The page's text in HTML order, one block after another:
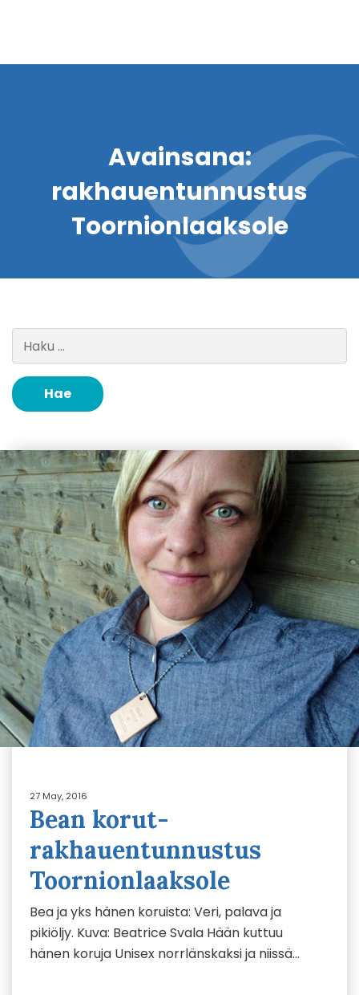
Avainsana:
rakhauentunnustus
Toornionlaaksole
Haku:
27 May, 2016
Bean korut-
rakhauentunnustus
Toornionlaaksole
Bea ja yks hänen koruista: Veri, palava ja
pikiöljy. Kuva: Beatrice Svala Hään kuttuu
hänen koruja Unisex norrlänskaksi ja niissä…